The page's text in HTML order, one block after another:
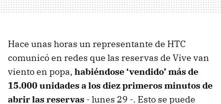
Hace unas horas un representante de HTC
comunicó en redes que las reservas de Vive van
viento en popa, habiéndose ‘vendido’ más de
15.000 unidades a los diez primeros minutos de
abrir las reservas - lunes 29 -. Esto se puede